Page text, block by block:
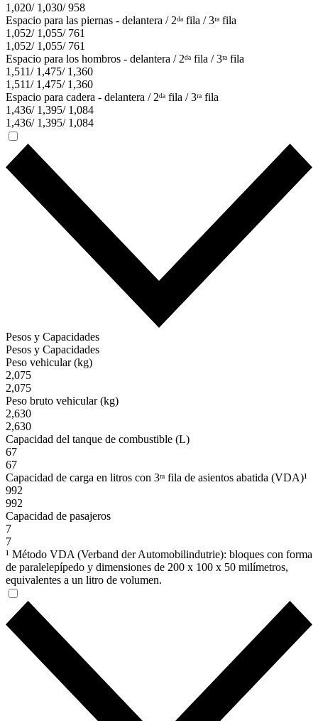
1,020/ 1,030/ 958
Espacio para las piernas - delantera / 2ᵈᵃ fila / 3ʳᵃ fila
1,052/ 1,055/ 761
1,052/ 1,055/ 761
Espacio para los hombros - delantera / 2ᵈᵃ fila / 3ʳᵃ fila
1,511/ 1,475/ 1,360
1,511/ 1,475/ 1,360
Espacio para cadera - delantera / 2ᵈᵃ fila / 3ʳᵃ fila
1,436/ 1,395/ 1,084
1,436/ 1,395/ 1,084
Pesos y Capacidades
Pesos y Capacidades
Peso vehicular (kg)
2,075
2,075
Peso bruto vehicular (kg)
2,630
2,630
Capacidad del tanque de combustible (L)
67
67
Capacidad de carga en litros con 3ʳᵃ fila de asientos abatida (VDA)¹
992
992
Capacidad de pasajeros
7
7
¹ Método VDA (Verband der Automobilindutrie): bloques con forma
de paralelepípedo y dimensiones de 200 x 100 x 50 milímetros,
equivalentes a un litro de volumen.